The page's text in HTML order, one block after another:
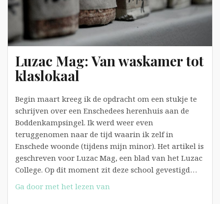
Luzac Mag: Van waskamer tot
klaslokaal
Begin maart kreeg ik de opdracht om een stukje te
schrijven over een Enschedees herenhuis aan de
Boddenkampsingel. Ik werd weer even
teruggenomen naar de tijd waarin ik zelf in
Enschede woonde (tijdens mijn minor). Het artikel is
geschreven voor Luzac Mag, een blad van het Luzac
College. Op dit moment zit deze school gevestigd…
Ga door met het lezen van